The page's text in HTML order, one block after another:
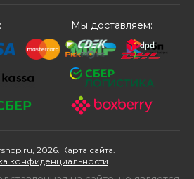
Мы доставляем:
2026. Карта сайта
конфиденциальности